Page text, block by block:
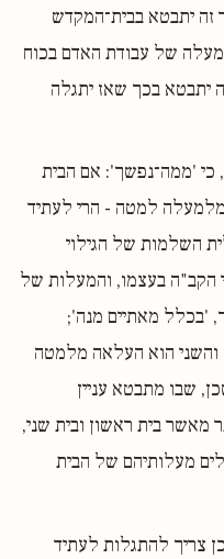
יתבטא בבית־המקדש
של עבודת האדם בכוח
בכך שאז יתגלה
כי 'ממה־נפשך': אם הבית
מלמעלה למטה - הרי לעתיד
השלמות של הגילוי
בעצמו, והמעלות של
'בכלל מאתיים מנה';
והשני הוא העלאה מלמטה
שבו מתבטא עניין
בית ראשון ובית שני,
מעלותיהם של הבית
צריך להתגלות לעתיד